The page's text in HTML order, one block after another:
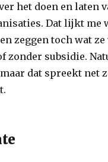
het doen en laten
Dat lijkt
zeggen toch wat
zonder subsidie.
dat spreekt net